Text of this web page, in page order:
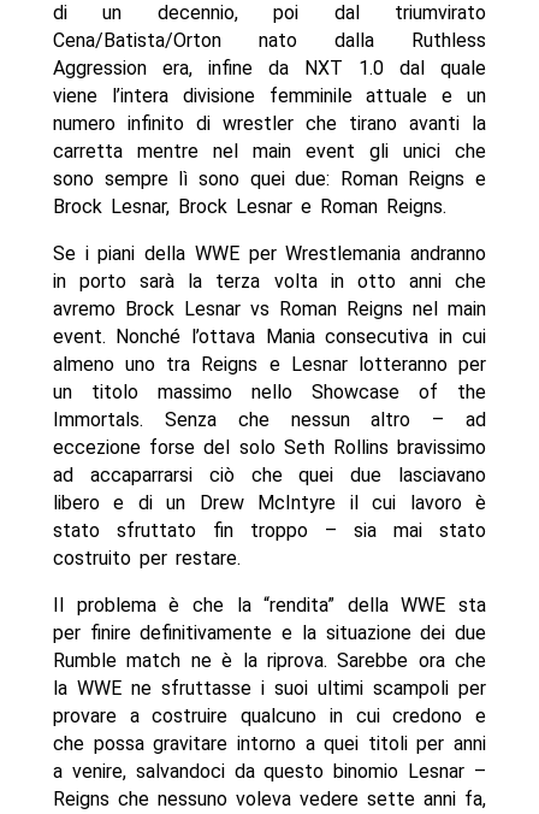
di un decennio, poi dal triumvirato
Cena/Batista/Orton nato dalla Ruthless
Aggression era, infine da NXT 1.0 dal quale
viene l’intera divisione femminile attuale e un
numero infinito di wrestler che tirano avanti la
carretta mentre nel main event gli unici che
sono sempre lì sono quei due: Roman Reigns e
Brock Lesnar, Brock Lesnar e Roman Reigns.
Se i piani della WWE per Wrestlemania andranno
in porto sarà la terza volta in otto anni che
avremo Brock Lesnar vs Roman Reigns nel main
event. Nonché l’ottava Mania consecutiva in cui
almeno uno tra Reigns e Lesnar lotteranno per
un titolo massimo nello Showcase of the
Immortals. Senza che nessun altro – ad
eccezione forse del solo Seth Rollins bravissimo
ad accaparrarsi ciò che quei due lasciavano
libero e di un Drew McIntyre il cui lavoro è
stato sfruttato fin troppo – sia mai stato
costruito per restare.
Il problema è che la “rendita” della WWE sta
per finire definitivamente e la situazione dei due
Rumble match ne è la riprova. Sarebbe ora che
la WWE ne sfruttasse i suoi ultimi scampoli per
provare a costruire qualcuno in cui credono e
che possa gravitare intorno a quei titoli per anni
a venire, salvandoci da questo binomio Lesnar –
Reigns che nessuno voleva vedere sette anni fa,